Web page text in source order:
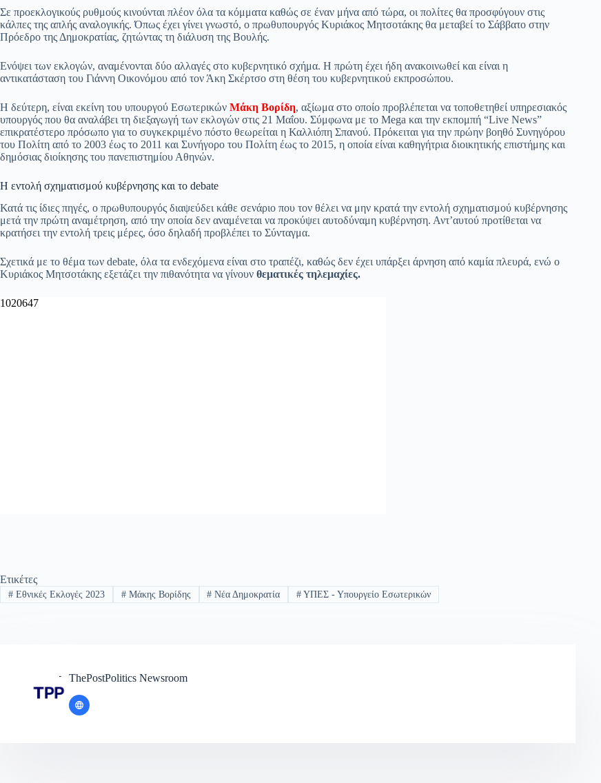
bo
ok
ts
A
pp
gr
a
m
sa
ge
ail ail ρ
α
στ
εί
τε
Σε προεκλογικούς ρυθμούς κινούνται πλέον όλα τα κόμματα καθώς σε έναν μήνα από τώρα, οι πολίτες θα προσφύγουν στις
κάλπες της απλής αναλογικής. Όπως έχει γίνει γνωστό, ο πρωθυπουργός Κυριάκος Μητσοτάκης θα μεταβεί το Σάββατο στην
Πρόεδρο της Δημοκρατίας, ζητώντας τη διάλυση της Βουλής.
Ενόψει των εκλογών, αναμένονται δύο αλλαγές στο κυβερνητικό σχήμα. Η πρώτη έχει ήδη ανακοινωθεί και είναι η
αντικατάσταση του Γιάννη Οικονόμου από τον Άκη Σκέρτσο στη θέση του κυβερνητικού εκπροσώπου.
Η δεύτερη, είναι εκείνη του υπουργού Εσωτερικών Μάκη Βορίδη, αξίωμα στο οποίο προβλέπεται να τοποθετηθεί υπηρεσιακός
υπουργός που θα αναλάβει τη διεξαγωγή των εκλογών στις 21 Μαΐου. Σύμφωνα με το Mega και την εκπομπή “Live News”
επικρατέστερο πρόσωπο για το συγκεκριμένο πόστο θεωρείται η Καλλιόπη Σπανού. Πρόκειται για την πρώην βοηθό Συνηγόρου
του Πολίτη από το 2003 έως το 2011 και Συνήγορο του Πολίτη έως το 2015, η οποία είναι καθηγήτρια διοικητικής επιστήμης και
δημόσιας διοίκησης του πανεπιστημίου Αθηνών.
Η εντολή σχηματισμού κυβέρνησης και το debate
Κατά τις ίδιες πηγές, ο πρωθυπουργός διαψεύδει κάθε σενάριο που τον θέλει να μην κρατά την εντολή σχηματισμού κυβέρνησης
μετά την πρώτη αναμέτρηση, από την οποία δεν αναμένεται να προκύψει αυτοδύναμη κυβέρνηση. Αντ’αυτού προτίθεται να
κρατήσει την εντολή τρεις μέρες, όσο δηλαδή προβλέπει το Σύνταγμα.
Σχετικά με το θέμα των debate, όλα τα ενδεχόμενα είναι στο τραπέζι, καθώς δεν έχει υπάρξει άρνηση από καμία πλευρά, ενώ ο
Κυριάκος Μητσοτάκης εξετάζει την πιθανότητα να γίνουν θεματικές τηλεμαχίες.
Ετικέτες
#Εθνικές Εκλογές 2023 #Μάκης Βορίδης # Νέα Δημοκρατία # ΥΠΕΣ - Υπουργείο Εσωτερικών
ThePostPolitics Newsroom